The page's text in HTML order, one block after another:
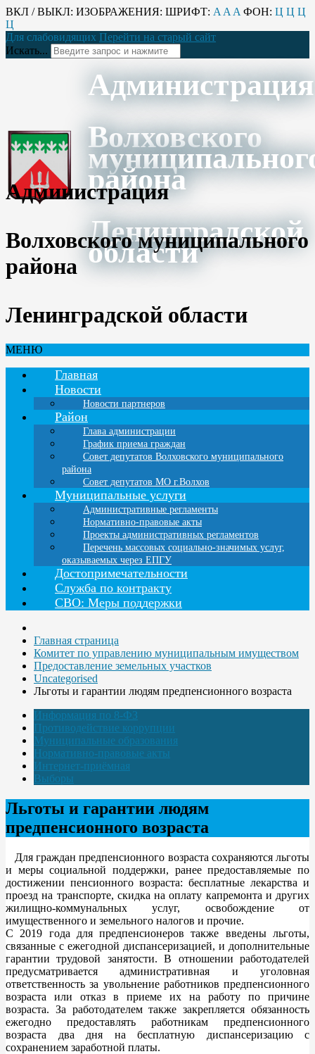
ВКЛ / ВЫКЛ: ИЗОБРАЖЕНИЯ: ШРИФТ: A A A ФОН: Ц Ц Ц
Ц
Для слабовидящих Перейти на старый сайт
Искать...
Администрация
Волховского
района
Ленинградской
области
Администрация
Волховского муниципального
района
Ленинградской области
МЕНЮ
Главная
Новости
Новости партнеров
Район
Глава администрации
График приема граждан
Совет депутатов Волховского муниципального
района
Совет депутатов МО г.Волхов
Муниципальные услуги
Административные регламенты
Нормативно-правовые акты
Проекты административных регламентов
Перечень массовых социально-значимых услуг,
оказываемых через ЕПГУ
Достопримечательности
Служба по контракту
СВО: Меры поддержки
Главная страница
Комитет по управлению муниципальным имуществом
Предоставление земельных участков
Uncategorised
Льготы и гарантии людям предпенсионного возраста
Информация по 8-ФЗ
Противодействие коррупции
Муниципальные образования
Нормативно-правовые акты
Интернет-приёмная
Выборы
Льготы и гарантии людям
предпенсионного возраста
Для граждан предпенсионного возраста сохраняются льготы
и меры социальной поддержки, ранее предоставляемые по
достижении пенсионного возраста: бесплатные лекарства и
проезд на транспорте, скидка на оплату капремонта и других
жилищно-коммунальных услуг, освобождение от
имущественного и земельного налогов и прочие.
С 2019 года для предпенсионеров также введены льготы,
связанные с ежегодной диспансеризацией, и дополнительные
гарантии трудовой занятости. В отношении работодателей
предусматривается административная и уголовная
ответственность за увольнение работников предпенсионного
возраста или отказ в приеме их на работу по причине
возраста. За работодателем также закрепляется обязанность
ежегодно предоставлять работникам предпенсионного
возраста два дня на бесплатную диспансеризацию с
сохранением заработной платы.